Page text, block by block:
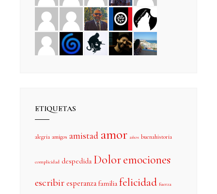
ETIQUETAS
alegria amigos amistad amor años buenahistoria
complicidad despedida Doloremociones
escribir esperanza familia felicidad fuerza